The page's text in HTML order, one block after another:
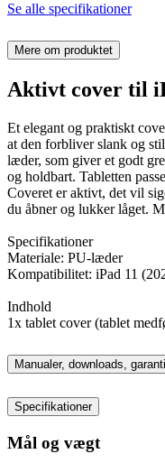
Se alle specifikationer
Mere om produktet
Aktivt cover til
Et elegant og praktiskt
at den forbliver slank og
læder, som giver et godt
og holdbart. Tabletten
Coveret er aktivt, det vil
du åbner og lukker låget.
Specifikationer
Materiale: PU-læder
Kompatibilitet: iPad 11
Indhold
1x tablet cover (tablet
Manualer, downloads,
Specifikationer
Mål og vægt